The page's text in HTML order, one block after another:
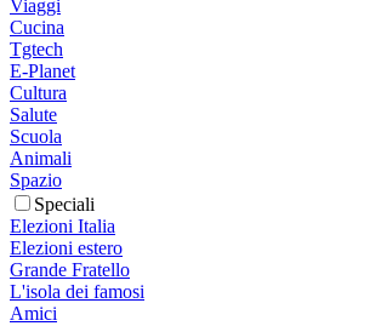
Viaggi
Cucina
Tgtech
E-Planet
Cultura
Salute
Scuola
Animali
Spazio
Speciali
Elezioni Italia
Elezioni estero
Grande Fratello
L'isola dei famosi
Amici